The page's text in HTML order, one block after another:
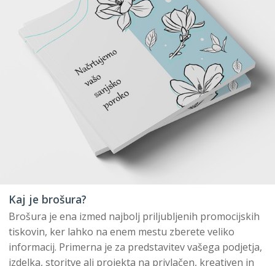
Kaj je brošura?
Brošura je ena izmed najbolj priljubljenih promocijskih
tiskovin, ker lahko na enem mestu zberete veliko
informacij. Primerna je za predstavitev vašega podjetja,
izdelka, storitve ali projekta na privlačen, kreativen in